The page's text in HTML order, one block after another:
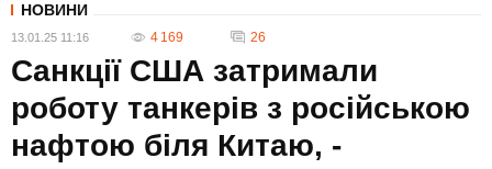
НОВИНИ
13.01.25 11:16 4 169 26
Санкції США затримали
роботу танкерів з російською
нафтою біля Китаю, -